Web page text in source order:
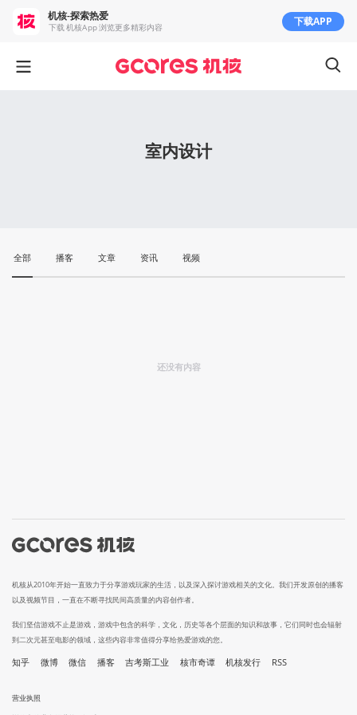
室内设计
全部 播客 文章 资讯 视频
还没有内容
机核从2010年开始一直致力于分享游戏玩家的生活，以及深入探讨游戏相关的文化。我们开发原创的播客
以及视频节目，一直在不断寻找民间高质量的内容创作者。
我们坚信游戏不止是游戏，游戏中包含的科学，文化，历史等各个层面的知识和故事，它们同时也会辐射
到二次元甚至电影的领域，这些内容非常值得分享给热爱游戏的您。
知乎 微博 微信 播客 吉考斯工业 核市奇谭 机核发行 RSS
营业执照
机核-探索热爱
下载 机核App 浏览更多精彩内容 下载APP